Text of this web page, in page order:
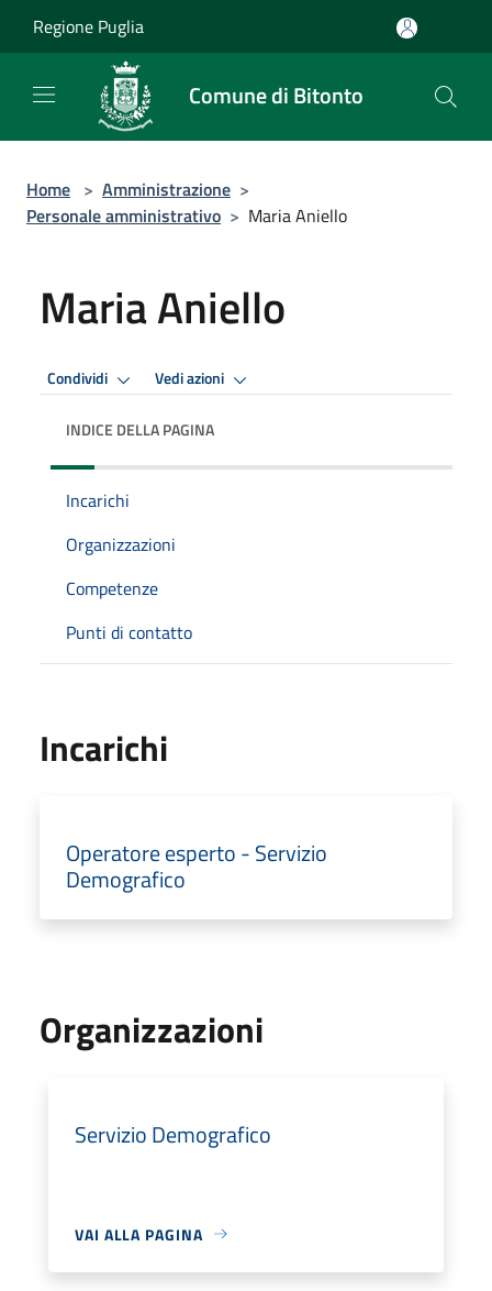
Regione Puglia
Comune di Bitonto
Home > Amministrazione >
Personale amministrativo > Maria Aniello
Maria Aniello
Condividi Vedi azioni
INDICE DELLA PAGINA
Incarichi
Organizzazioni
Competenze
Punti di contatto
Incarichi
Operatore esperto - Servizio
Demografico
Organizzazioni
Servizio Demografico
VAI ALLA PAGINA